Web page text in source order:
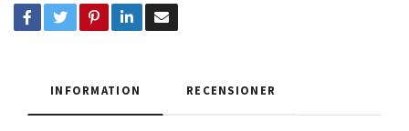
INFORMATION RECENSIONER